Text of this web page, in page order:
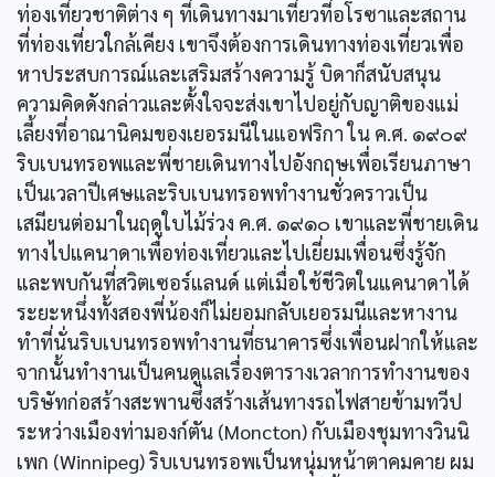
ท่องเที่ยวชาติต่าง ๆ ที่เดินทางมาเที่ยวที่อโรซาและสถาน
ที่ท่องเที่ยวใกล้เคียง เขาจึงต้องการเดินทางท่องเที่ยวเพื่อ
หาประสบการณ์และเสริมสร้างความรู้ บิดาก็สนับสนุน
ความคิดดังกล่าวและตั้งใจจะส่งเขาไปอยู่กับญาติของแม่
เลี้ยงที่อาณานิคมของเยอรมนีในแอฟริกา ใน ค.ศ. ๑๙๐๙
ริบเบนทรอพและพี่ชายเดินทางไปอังกฤษเพื่อเรียนภาษา
เป็นเวลาปีเศษและริบเบนทรอพทำงานชั่วคราวเป็น
เสมียนต่อมาในฤดูใบไม้ร่วง ค.ศ. ๑๙๑๐ เขาและพี่ชายเดิน
ทางไปแคนาดาเพื่อท่องเที่ยวและไปเยี่ยมเพื่อนซึ่งรู้จัก
และพบกันที่สวิตเซอร์แลนด์ แต่เมื่อใช้ชีวิตในแคนาดาได้
ระยะหนึ่งทั้งสองพี่น้องก็ไม่ยอมกลับเยอรมนีและหางาน
ทำที่นั่นริบเบนทรอพทำงานที่ธนาคารซึ่งเพื่อนฝากให้และ
จากนั้นทำงานเป็นคนดูแลเรื่องตารางเวลาการทำงานของ
บริษัทก่อสร้างสะพานซึ่งสร้างเส้นทางรถไฟสายข้ามทวีป
ระหว่างเมืองท่ามองก์ตัน (Moncton) กับเมืองชุมทางวินนิ
เพก (Winnipeg) ริบเบนทรอพเป็นหนุ่มหน้าตาคมคาย ผม